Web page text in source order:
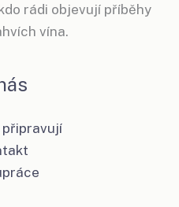
rádi objevují příběhy
vína.
připravují